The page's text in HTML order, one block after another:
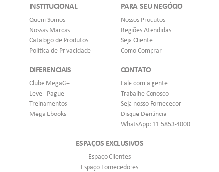
INSTITUCIONAL
Quem Somos
Nossas Marcas
Catálogo de Produtos
Política de Privacidade
PARA SEU NEGÓCIO
Nossos Produtos
Regiões Atendidas
Seja Cliente
Como Comprar
DIFERENCIAIS
Clube MegaG+
Leve+ Pague-
Treinamentos
Mega Ebooks
CONTATO
Fale com a gente
Trabalhe Conosco
Seja nosso Fornecedor
Disque Denúncia
WhatsApp: 11 5853-4000
ESPAÇOS EXCLUSIVOS
Espaço Clientes
Espaço Fornecedores